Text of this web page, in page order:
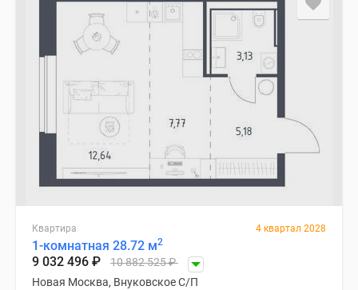
Квартира 4 квартал 2028
1-комнатная 28.72 м2
9 032 496 ₽ 10 882 525₽
Новая Москва, Внуковское С/П